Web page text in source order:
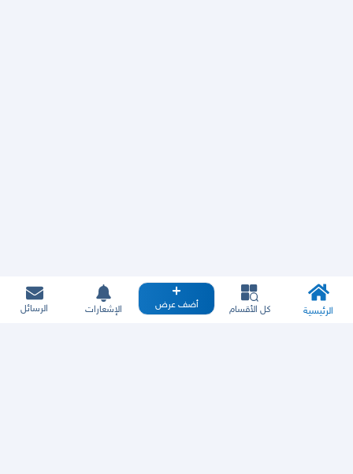
الرئيسية كل الأقسام أضف عرض الإشعارات الرسائل